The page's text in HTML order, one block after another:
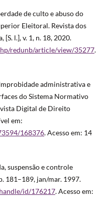
de culto e abuso do
Eleitoral. Revista dos
l.], v. 1, n. 18, 2020.
redunb/article/view/35277.
administrativa e
do Sistema Normativo
Digital de Direito
em:
168376. Acesso em: 14
suspensão e controle
181–189, jan/mar. 1997.
id/176217. Acesso em: